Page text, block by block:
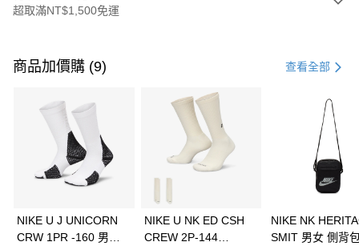
超取滿NT$1,500免運
信用卡一次付款
3 期 0 利率 每期 21家銀行
合作金庫商業銀行
第一商業銀行
華南商業銀行
彰化商業銀行
上海商業儲蓄銀行
Apple Pay
全盈+PAY
商品加價購 (9) 查看全部
NIKE U J UNICORN
CRW 1PR -160 男女
NIKE U NK ED CSH
CREW 2P-144
NIKE NK
SMIT 男女 側背